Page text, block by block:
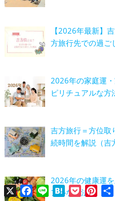
【2026年最新】
方旅行先での過ご
2026年の家庭運
ピリチュアルな方
吉方旅行＝方位取
続時間を解説（吉
2026年の健康運
アルな方法
X Facebook
Line HatenaPocket